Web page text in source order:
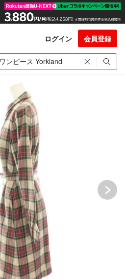
ログイン 会員登録